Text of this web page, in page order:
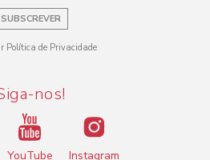
SUBSCREVER
Política de Privacidade
nos!
YouTube Instagram